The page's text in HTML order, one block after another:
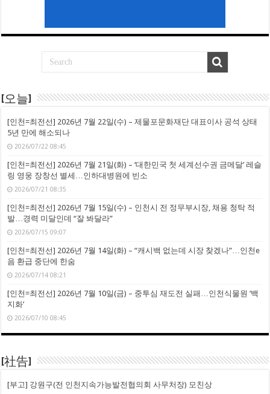
[오늘]
[인천=최전선] 2026년 7월 22일(수) – 제물포문화재단 대표이사 공석 상태
5년 만에 해소되나
2026/07/22 08:45
[인천=최전선] 2026년 7월 21일(화) – ‘대한민국 첫 세계선수권 금메달’ 레슬
링 영웅 장창선 별세…인하대병원에 빈소
2026/07/21 08:35
[인천=최전선] 2026년 7월 15일(수) – 인천시 전 정무부시장, 채용 청탁 적
발…경력 미달인데 “잘 봐달라”
2026/07/15 09:07
[인천=최전선] 2026년 7월 14일(화) – “캐시백 없는데 시장 찾겠나”…인천e
음 환급 중단에 한숨
2026/07/14 08:21
[인천=최전선] 2026년 7월 10일(금) – 중투심 재도전 실패…인천식물원 ‘백
지화’
2026/07/10 08:45
[社告]
[부고] 강원구(전 인천지속가능발전협의회 사무처장) 모친상